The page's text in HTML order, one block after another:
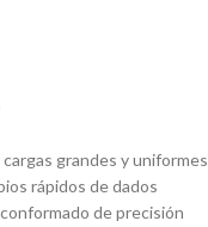
grandes y uniformes
rápidos de dados
de precisión